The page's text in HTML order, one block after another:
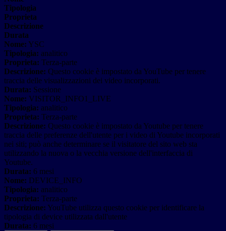
Tipologia
Proprieta
Descrizione
Durata
Nome: YSC
Tipologia: analitico
Proprieta: Terza-parte
Descrizione: Questo cookie è impostato da YouTube per tenere
traccia delle visualizzazioni dei video incorporati.
Durata: Sessione
Nome: VISITOR_INFO1_LIVE
Tipologia: analitico
Proprieta: Terza-parte
Descrizione: Questo cookie è impostato da Youtube per tenere
traccia delle preferenze dell'utente per i video di Youtube incorporati
nei siti; può anche determinare se il visitatore del sito web sta
utilizzando la nuova o la vecchia versione dell'interfaccia di
Youtube.
Durata: 6 mesi
Nome: DEVICE_INFO
Tipologia: analitico
Proprieta: Terza-parte
Descrizione: YouTube utilizza questo cookie per identificare la
tipologia di device utilizzata dall'utente
Durata: 6 mesi